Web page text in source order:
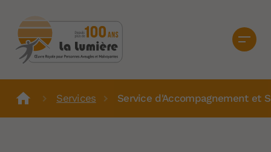
Services Service d'Accompagnement et